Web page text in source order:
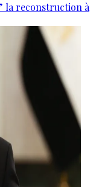
la reconstruction à